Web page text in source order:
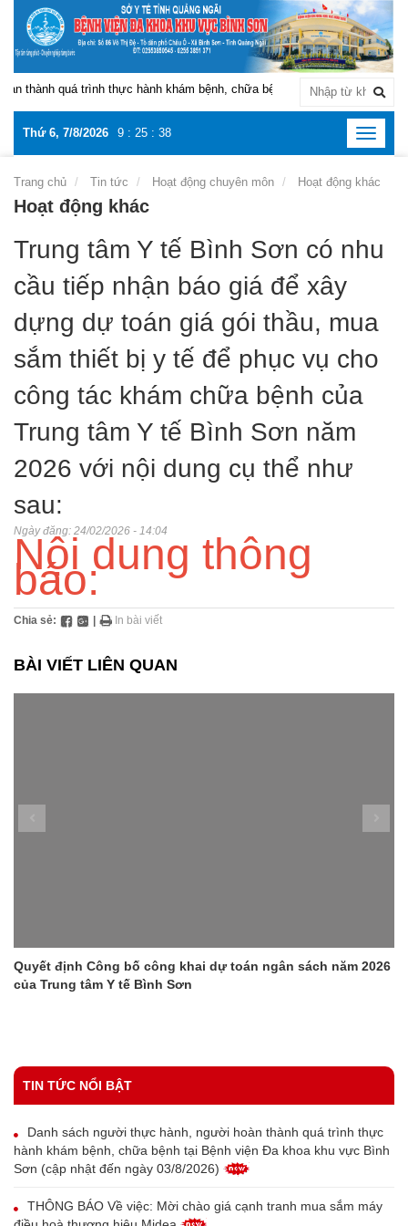
thành quá trình thực hành khám bệnh, chữa bệnh tại Bệnh viện Đa khoa
Thứ 6, 7/8/2026 9 : 25 : 38
Toggle
Trang chủ Tin tức Hoạt động chuyên môn Hoạt động khác
Hoạt động khác
Trung tâm Y tế Bình Sơn có nhu
cầu tiếp nhận báo giá để xây
dựng dự toán giá gói thầu, mua
sắm thiết bị y tế để phục vụ cho
công tác khám chữa bệnh của
Trung tâm Y tế Bình Sơn năm
2026 với nội dung cụ thể như
sau:
Ngày đăng: 24/02/2026 - 14:04
Nội dung thông
báo:
Chia sẻ: | In bài viết
BÀI VIẾT LIÊN QUAN
Quyết định Công bố công khai dự toán ngân sách năm 2026
của Trung tâm Y tế Bình Sơn
TIN TỨC NỔI BẬT
Danh sách người thực hành, người hoàn thành quá trình thực
hành khám bệnh, chữa bệnh tại Bệnh viện Đa khoa khu vực Bình
Sơn (cập nhật đến ngày 03/8/2026)
THÔNG BÁO Về việc: Mời chào giá cạnh tranh mua sắm máy